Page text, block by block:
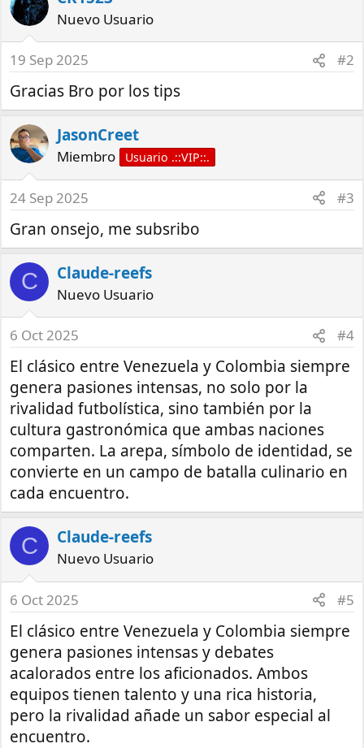
Nuevo Usuario
19 Sep 2025 #2
Gracias Bro por los tips
JasonCreet
Miembro Usuario .::VIP::.
24 Sep 2025 #3
Gran onsejo, me subsribo
C Claude-reefs
Nuevo Usuario
6 Oct 2025 #4
El clásico entre Venezuela y Colombia siempre
genera pasiones intensas, no solo por la
rivalidad futbolística, sino también por la
cultura gastronómica que ambas naciones
comparten. La arepa, símbolo de identidad, se
convierte en un campo de batalla culinario en
cada encuentro.
C Claude-reefs
Nuevo Usuario
6 Oct 2025 #5
El clásico entre Venezuela y Colombia siempre
genera pasiones intensas y debates
acalorados entre los aficionados. Ambos
equipos tienen talento y una rica historia,
pero la rivalidad añade un sabor especial al
encuentro.